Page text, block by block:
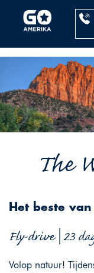
The
Het beste
Fly-drive | 23
Volop natuur!